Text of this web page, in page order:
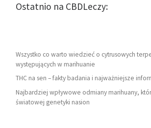
Ostatnio na CBDLeczy:
Wszystko co warto wiedzieć o cytrusowych
występujących w marihuanie
THC na sen – fakty badania i najważniejsze
Najbardziej wpływowe odmiany marihuany,
światowej genetyki nasion